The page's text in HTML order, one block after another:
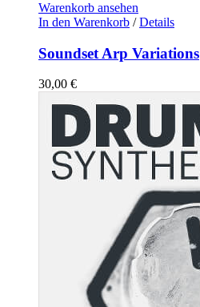
Warenkorb ansehen
In den Warenkorb / Details
Soundset Arp Variations
30,00 €